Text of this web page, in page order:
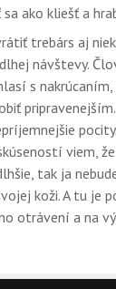
ako kliešť a
trebárs aj
návštevy.
s
viem,
tak ja
koži. A tu je
otrávení a na